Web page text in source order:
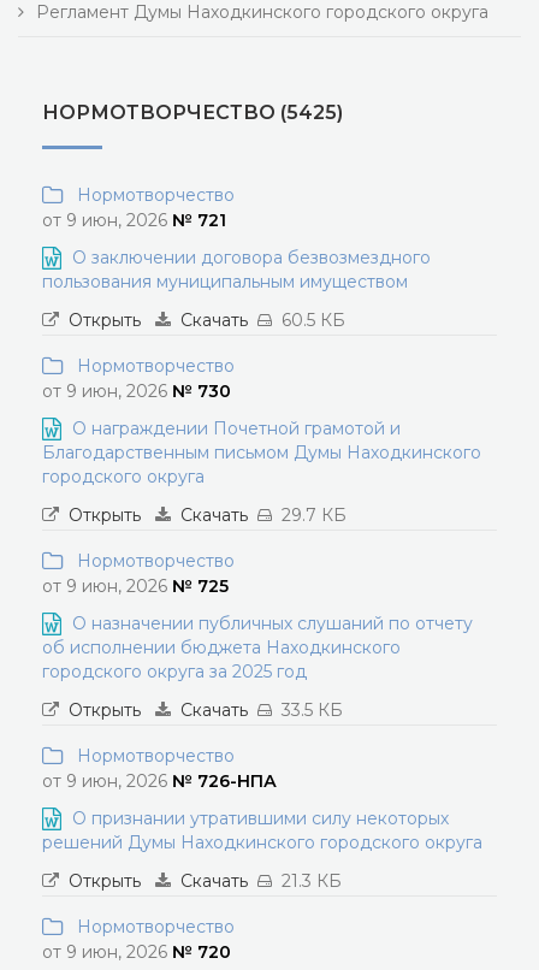
Регламент Думы Находкинского городского округа
НОРМОТВОРЧЕСТВО (5425)
Нормотворчество
от 9 июн, 2026 № 721
О заключении договора безвозмездного
пользования муниципальным имуществом
Открыть
Скачать 60.5 КБ
Нормотворчество
от 9 июн, 2026 № 730
О награждении Почетной грамотой и
Благодарственным письмом Думы Находкинского
городского округа
Открыть
Скачать 29.7 КБ
Нормотворчество
от 9 июн, 2026 № 725
О назначении публичных слушаний по отчету
об исполнении бюджета Находкинского
городского округа за 2025 год
Открыть
Скачать 33.5 КБ
Нормотворчество
от 9 июн, 2026 № 726-НПА
О признании утратившими силу некоторых
решений Думы Находкинского городского округа
Открыть
Скачать 21.3 КБ
Нормотворчество
от 9 июн, 2026 № 720